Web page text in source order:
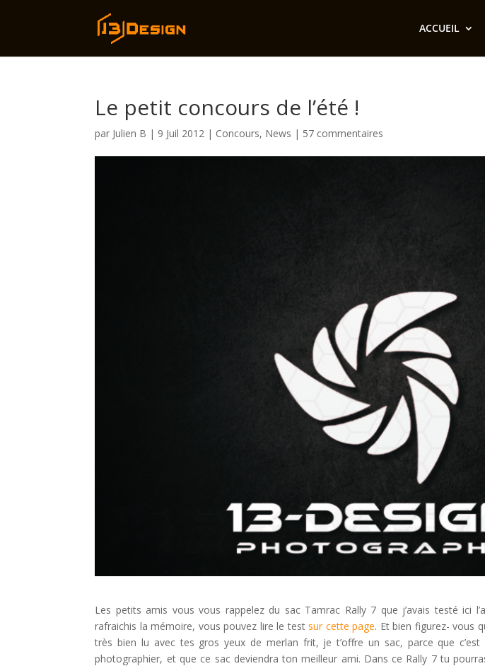
ACCUEIL
Le petit concours de l’été !
par Julien B | 9 Juil 2012 | Concours, News | 57 commentaires
Les petits amis vous vous rappelez du sac Tamrac Rally 7 que j’avais testé ici
rafraichis la mémoire, vous pouvez lire le testsur cette page. Et bien figurez- vous
très bien lu avec tes gros yeux de merlan frit, je t’offre un sac, parce que c’est
photographier, et que ce sac deviendra ton meilleur ami. Dans ce Rally 7 tu